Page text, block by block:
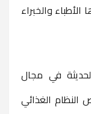
الأطباء والخبراء
في مجال
النظام الغذائي